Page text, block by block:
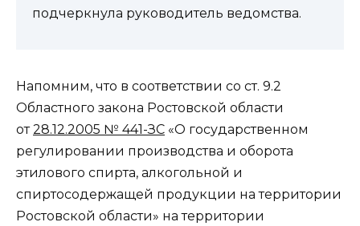
подчеркнула руководитель ведомства.
Напомним, что в соответствии со ст. 9.2
Областного закона Ростовской области
от28.12.2005 № 441-ЗС «О государственном
регулировании производства и оборота
этилового спирта, алкогольной и
спиртосодержащей продукции на территории
Ростовской области» на территории